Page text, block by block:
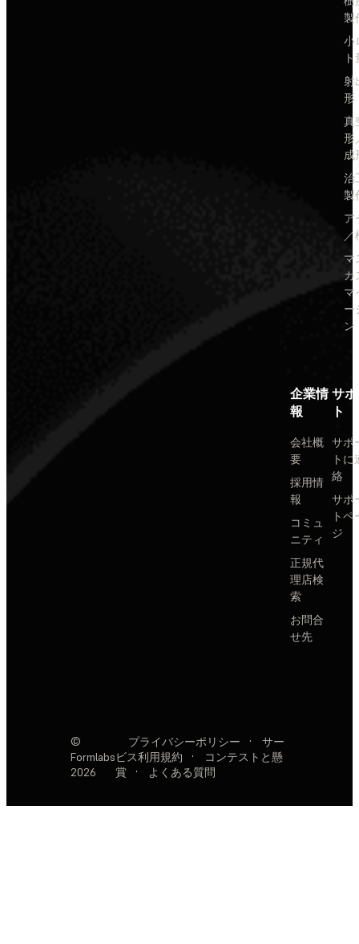
製
小
射
形
真
形
成
治
製
ア
／
マ
カ
マ
ー
ン
企業情
報
会社概
要
採用情
報
コミュ
ニティ
正規代
理店検
索
お問合
せ先
サ
ト
サポ
トに
絡
サポ
トペ
ジ
©
Formlabs
2026
プライバシーポリシー ·
サー
ビス利用規約
·
コンテストと懸
賞
· よくある質問